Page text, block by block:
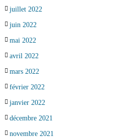
juillet 2022
juin 2022
mai 2022
avril 2022
mars 2022
février 2022
janvier 2022
décembre 2021
novembre 2021